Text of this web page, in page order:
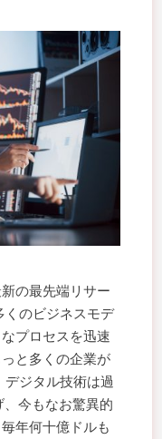
の最先端リサー
くのビジネスモデ
プロセスを迅速
と多くの企業が
ジタル技術は過
今もなお驚異的
年何十億ドルも